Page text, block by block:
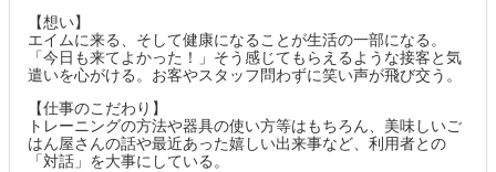
【想い】
エイムに来る、そして健康になることが生活の一部になる。
「今日も来てよかった！」そう感じてもらえるような接客と気
遣いを心がける。お客やスタッフ問わずに笑い声が飛び交う。
【仕事のこだわり】
トレーニングの方法や器具の使い方等はもちろん、美味しいご
はん屋さんの話や最近あった嬉しい出来事など、利用者との
「対話」を大事にしている。